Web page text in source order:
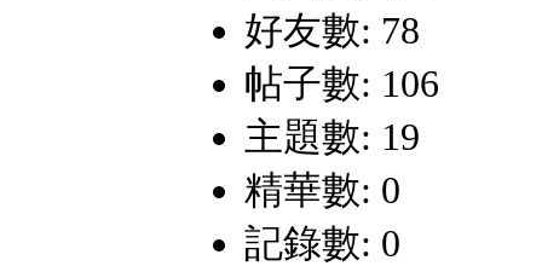
好友數: 78
帖子數: 106
主題數: 19
精華數: 0
記錄數: 0